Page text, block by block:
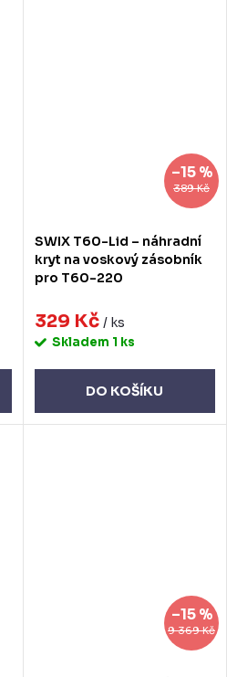
389 Kč
–15 %
SWIX T60-Lid – náhradní
kryt na voskový zásobník
pro T60-220
329 Kč / ks
Skladem 1 ks
DO KOŠÍKU
9 369 Kč
–15 %